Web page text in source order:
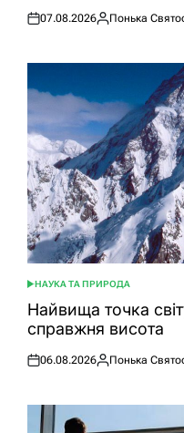
Оприлюднено
07.08.2026
Опубліковано
Понька
ОПУБЛІКУВАТИ
У
НАУКА ТА ПРИРОДА
Найвища точка
справжня висота
Оприлюднено
06.08.2026
Опубліковано
Понька